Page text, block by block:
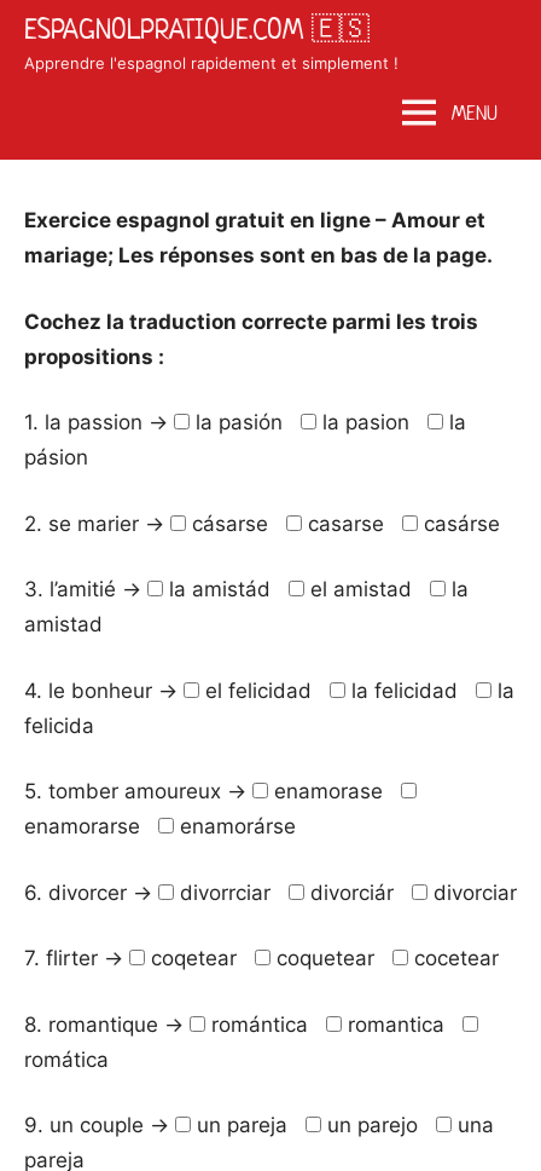
SkipESPAGNOLPRATIQUE.COM 🇪🇸
Apprendre l'espagnol rapidement et simplement !
MENU
Posted
on
2020
by
Matosan3142020
in
Exercices
Exercice espagnol gratuit en ligne – Amour et
mariage; Les réponses sont en bas de la page.
Cochez la traduction correcte parmi les trois
propositions :
1. la passion → la pasión la pasion
la
pásion
2. se marier → cásarse casarse casárse
3. l’amitié → la amistád el amistad
la
amistad
4. le bonheur → el felicidad la felicidad
la
felicida
5. tomber amoureux →
enamorase
enamorarse
enamorárse
6. divorcer → divorrciar divorciár divorciar
7. flirter → coqetear coquetear cocetear
8. romantique → romántica
romantica
romática
9. un couple → un pareja un parejo
una
pareja